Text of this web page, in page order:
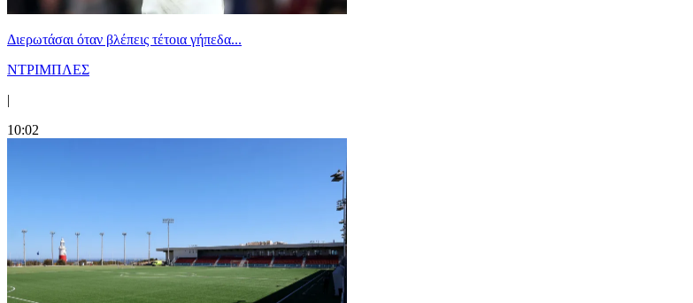
Διερωτάσαι όταν βλέπεις τέτοια γήπεδα...
ΝΤΡΙΜΠΛΕΣ
|
10:02